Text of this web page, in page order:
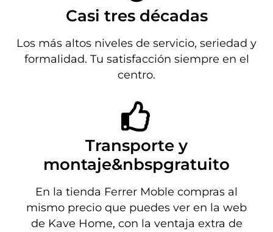
Casi tres décadas
Los más altos niveles de servicio, seriedad y
formalidad. Tu satisfacción siempre en el
centro.
Transporte y
montaje&nbspgratuito
En la tienda Ferrer Moble compras al
mismo precio que puedes ver en la web
de Kave Home, con la ventaja extra de